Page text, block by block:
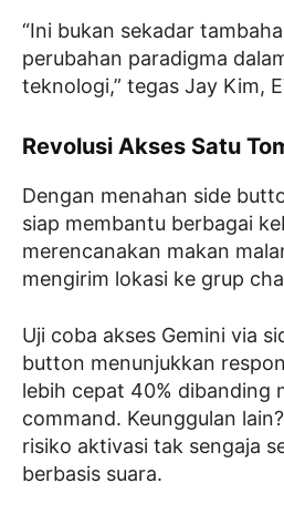
“Ini bukan sekadar
perubahan paradigma
teknologi,” tegas Jay Kim,
Revolusi Akses Satu
Dengan menahan side
siap membantu berbagai
merencanakan makan
mengirim lokasi ke grup
Uji coba akses Gemini via
button menunjukkan
lebih cepat 40% dibanding
command. Keunggulan
risiko aktivasi tak sengaja
berbasis suara.